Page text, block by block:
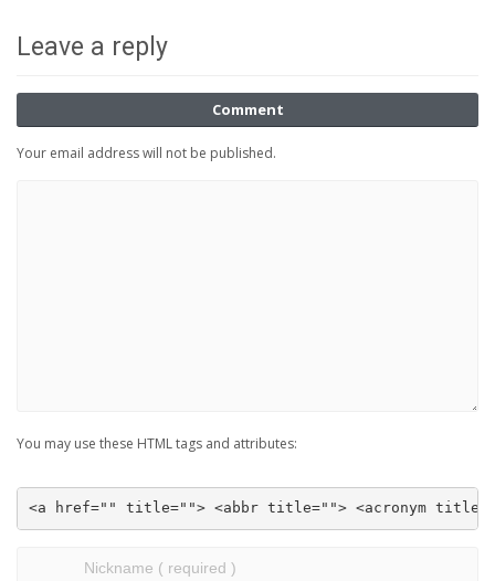
Leave a reply
Comment
Your email address will not be published.
You may use these HTML tags and attributes:
<a href="" title=""> <abbr title=""> <acronym